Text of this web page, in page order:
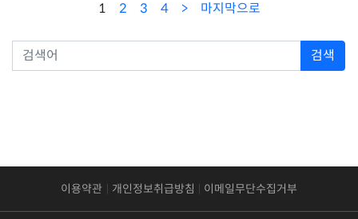
1 2 3 4 마지막으로
검색
이용약관 개인정보취급방침 이메일무단수집거부